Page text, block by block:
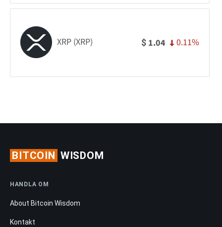
XRP (XRP) $ 1.04 0.11%
BITCOIN WISDOM
HANDLA OM
About Bitcoin Wisdom
Kontakt